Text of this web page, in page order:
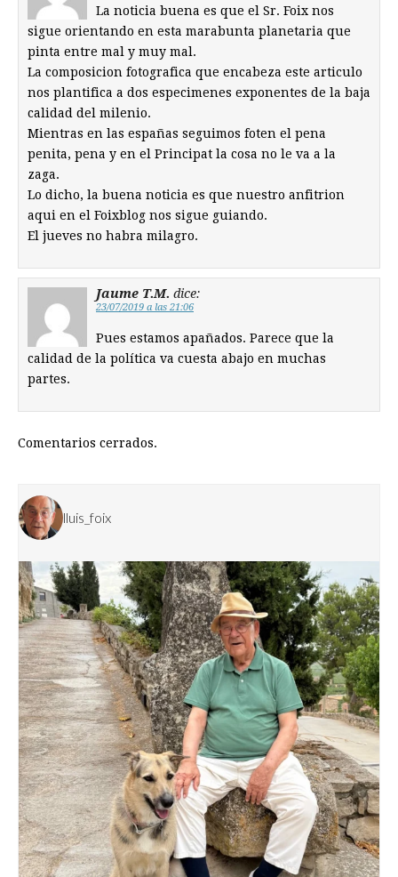
La noticia buena es que el Sr. Foix nos
sigue orientando en esta marabunta planetaria que
pinta entre mal y muy mal.
La composicion fotografica que encabeza este articulo
nos plantifica a dos especimenes exponentes de la baja
calidad del milenio.
Mientras en las españas seguimos foten el pena
penita, pena y en el Principat la cosa no le va a la
zaga.
Lo dicho, la buena noticia es que nuestro anfitrion
aqui en el Foixblog nos sigue guiando.
El jueves no habra milagro.
Jaume T.M. dice:
23/07/2019 a las 21:06
Pues estamos apañados. Parece que la
calidad de la política va cuesta abajo en muchas
partes.
Comentarios cerrados.
lluis_foix